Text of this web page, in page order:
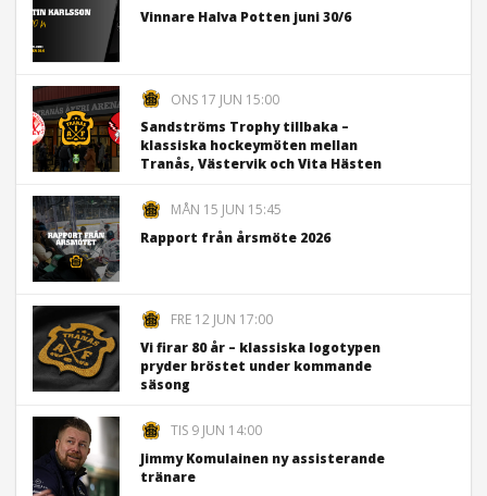
Vinnare Halva Potten juni 30/6
ONS 17 JUN 15:00
Sandströms Trophy tillbaka –
klassiska hockeymöten mellan
Tranås, Västervik och Vita Hästen
MÅN 15 JUN 15:45
Rapport från årsmöte 2026
FRE 12 JUN 17:00
Vi firar 80 år – klassiska logotypen
pryder bröstet under kommande
säsong
TIS 9 JUN 14:00
Jimmy Komulainen ny assisterande
tränare